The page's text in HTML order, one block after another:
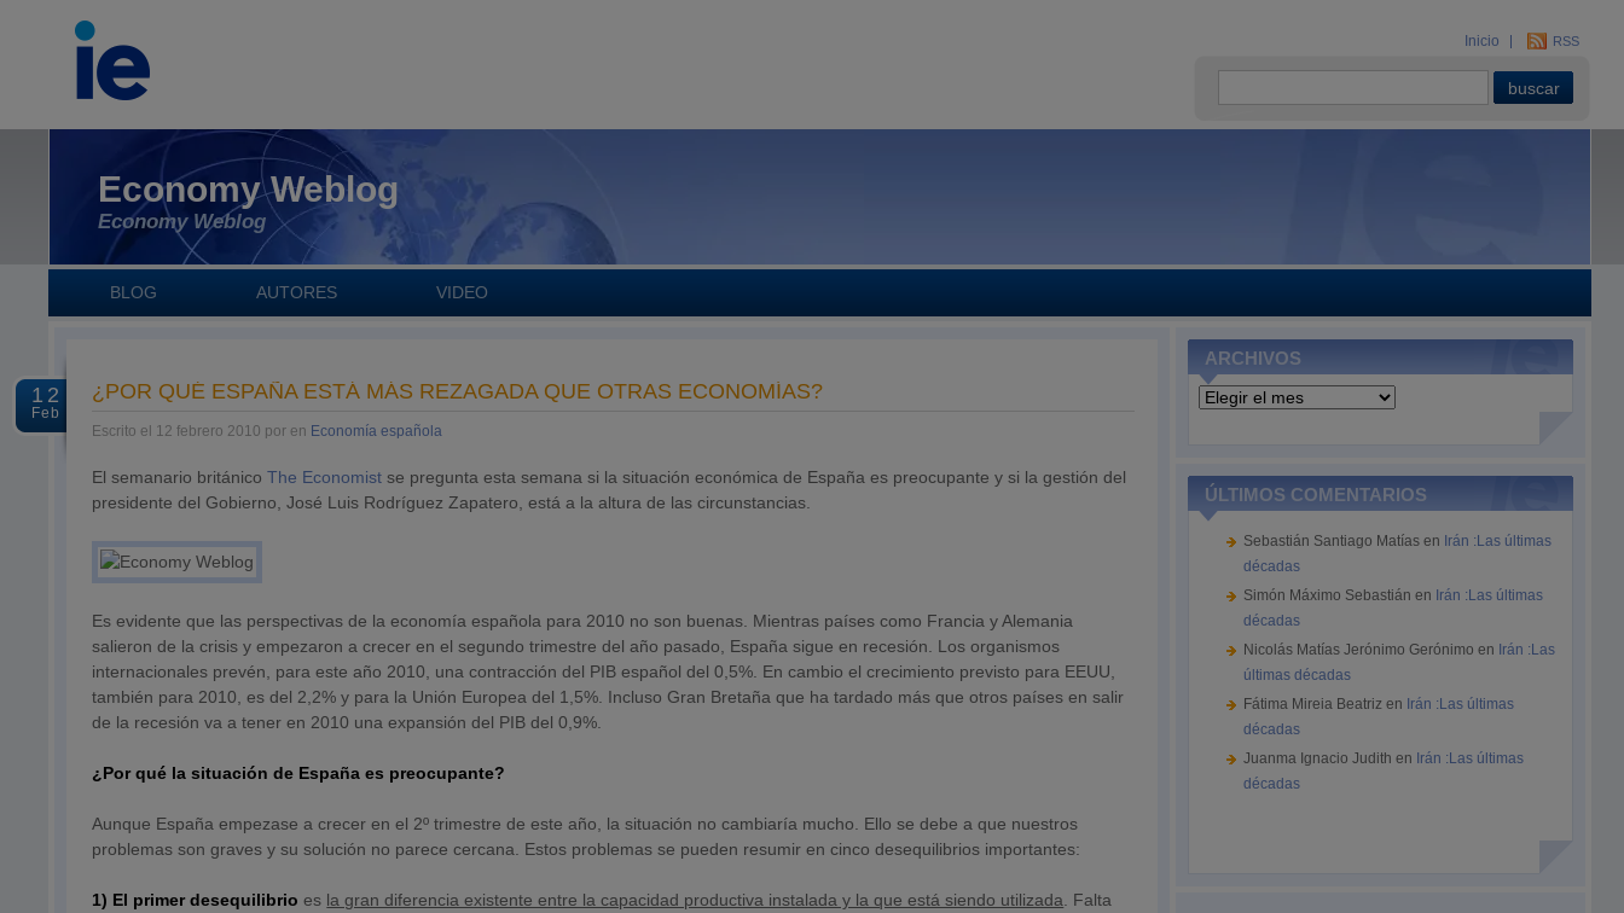
Inicio RSS
Economy Weblog
Economy Weblog
BLOG AUTORES VIDEO
12
Feb
¿POR QUÉ ESPAÑA ESTÁ MÁS REZAGADA QUE OTRAS ECONOMÍAS?
Escrito el 12 febrero 2010 por en Economía española
El semanario británicoThe Economistse pregunta esta semana si la situación económica de España es preocupante y si la gestión del
presidente del Gobierno, José Luis Rodríguez Zapatero, está a la altura de las circunstancias.
Es evidente que las perspectivas de la economía española para 2010 no son buenas. Mientras países como Francia y Alemania
salieron de la crisis y empezaron a crecer en el segundo trimestre del año pasado, España sigue en recesión. Los organismos
internacionales prevén, para este año 2010, una contracción del PIB español del 0,5%. En cambio el crecimiento previsto para EEUU,
también para 2010, es del 2,2% y para la Unión Europea del 1,5%. Incluso Gran Bretaña que ha tardado más que otros países en salir
de la recesión va a tener en 2010 una expansión del PIB del 0,9%.
¿Por qué la situación de España es preocupante?
Aunque España empezase a crecer en el 2º trimestre de este año, la situación no cambiaría mucho. Ello se debe a que nuestros
problemas son graves y su solución no parece cercana. Estos problemas se pueden resumir en cinco desequilibrios importantes:
1) El primer desequilibrio es la gran diferencia existente entre la capacidad productiva instalada y la que está siendo utilizada . Falta
ARCHIVOS
Archivos
ÚLTIMOS COMENTARIOS
Sebastián Santiago Matías en Irán :Las últimas
décadas
Simón Máximo Sebastián en Irán :Las últimas
décadas
Nicolás Matías Jerónimo Gerónimo en Irán :Las
últimas décadas
Fátima Mireia Beatriz en Irán :Las últimas
décadas
Juanma Ignacio Judith en Irán :Las últimas
décadas